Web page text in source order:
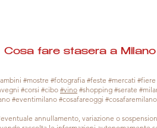
fare stasera a
#mostre #fotografia #feste #mercati
#corsi #cibo #vino #shopping #serate
#eventimilano #cosafareoggi
annullamento, variazione o